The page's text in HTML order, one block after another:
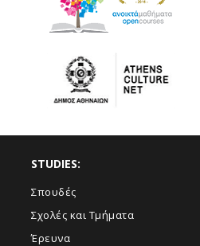
STUDIES:
Σπουδές
Σχολές και Τμήματα
Έρευνα